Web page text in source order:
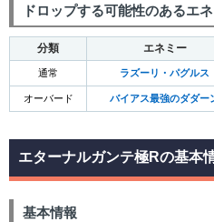
ドロップする可能性のあるエ
分類 エネミー
通常 ラズーリ・パグルス
オーバード バイアス最強のダダー
エターナルガンテ極Rの基本
基本情報